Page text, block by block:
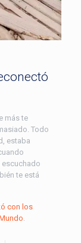
más te
Todo
estaba
escuchado
te está
con los